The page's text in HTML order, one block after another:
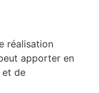
réalisation
apporter en
et de